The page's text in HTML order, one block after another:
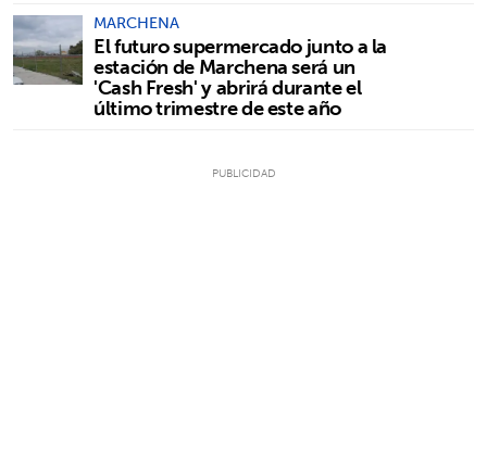
MARCHENA
El futuro supermercado junto a la
estación de Marchena será un
'Cash Fresh' y abrirá durante el
último trimestre de este año